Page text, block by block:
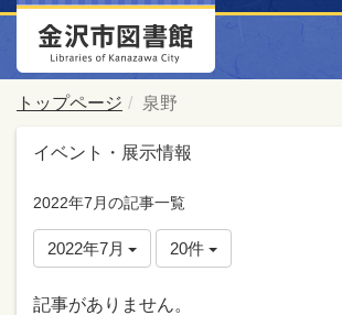
トップページ 泉野
イベント・展示情報
2022年7月の記事一覧
2022年7月 20件
記事がありません。